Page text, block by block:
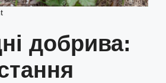
добрива: